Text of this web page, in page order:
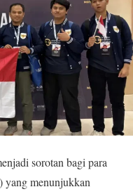
sorotan bagi para
menunjukkan